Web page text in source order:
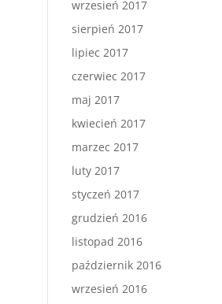
wrzesień 2017
sierpień 2017
lipiec 2017
czerwiec 2017
maj 2017
kwiecień 2017
marzec 2017
luty 2017
styczeń 2017
grudzień 2016
listopad 2016
październik 2016
wrzesień 2016